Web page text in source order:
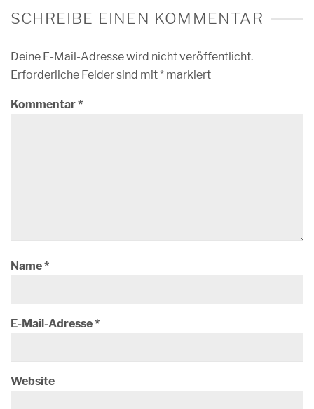
SCHREIBE EINEN KOMMENTAR
Deine E-Mail-Adresse wird nicht veröffentlicht.
Erforderliche Felder sind mit* markiert
Kommentar*
Name*
E-Mail-Adresse*
Website